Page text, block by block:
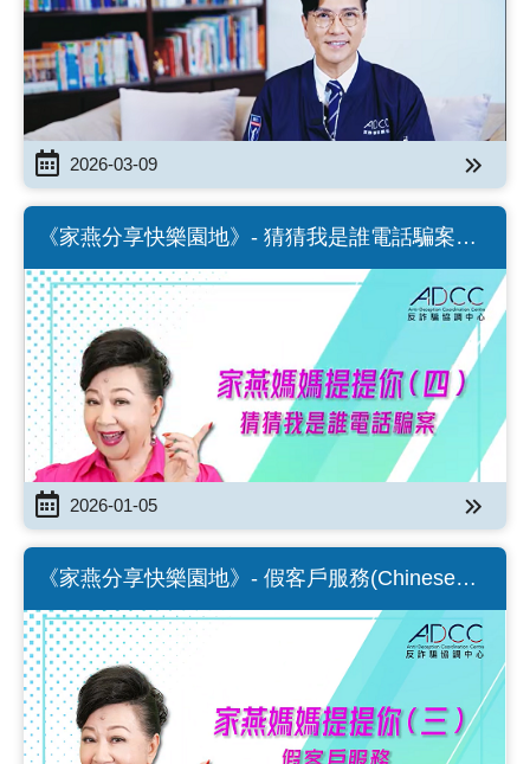
2026-03-09
《家燕分享快樂園地》- 猜猜我是誰電話騙案
（Chinese version only）
2026-01-05
《家燕分享快樂園地》- 假客戶服務(Chinese
Version Only)